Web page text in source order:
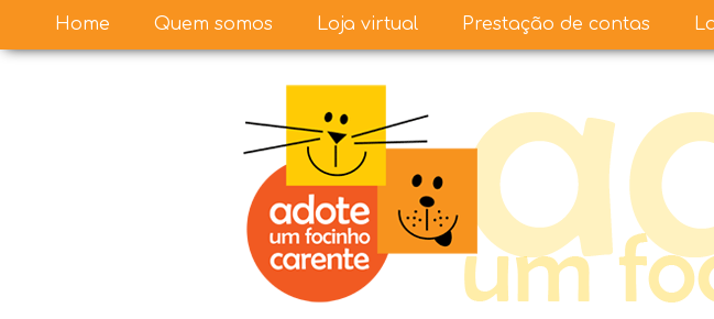
Home Quem somos Loja virtual Prestação de contas